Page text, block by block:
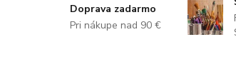
Doprava zadarmo
Pri nákupe nad 90 €